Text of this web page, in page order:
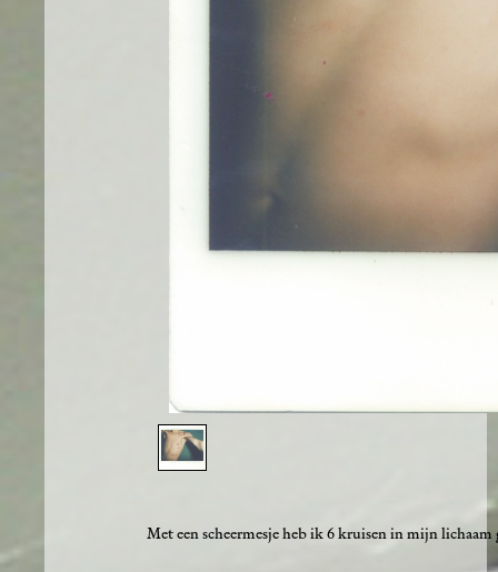
Met een scheermesje heb ik 6 kruisen in mijn